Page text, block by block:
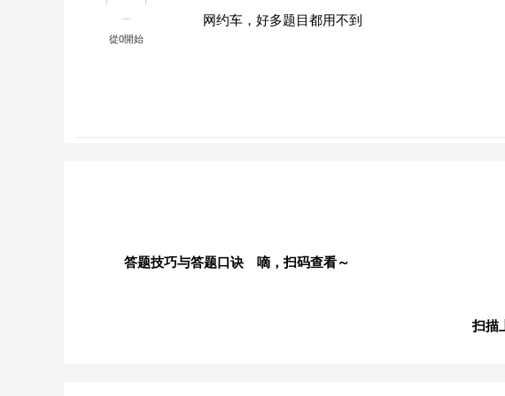
從0開始
网约车，好多题目都用不到
答题技巧与答题口诀 嘀，扫码查看～
扫描